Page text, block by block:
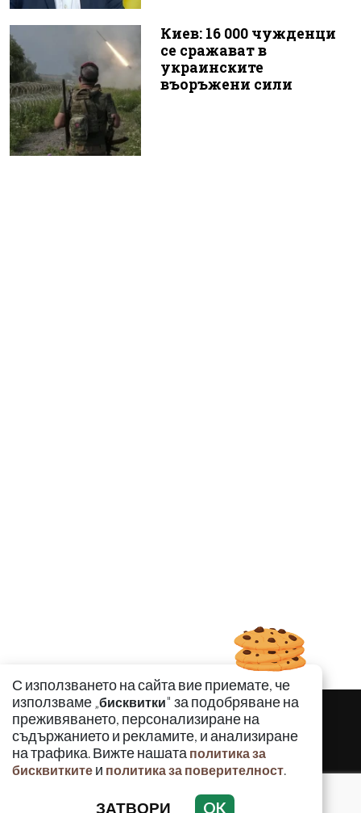
Киев: 16 000 чужденци
се сражават в
украинските
въоръжени сили
С използването на сайта вие приемате, че
използваме „бисквитки" за подобряване на
преживяването, персонализиране на
съдържанието и рекламите, и анализиране
на трафика. Вижте нашата политика за
бисквитките и политика за поверителност.
ЗАТВОРИ OK